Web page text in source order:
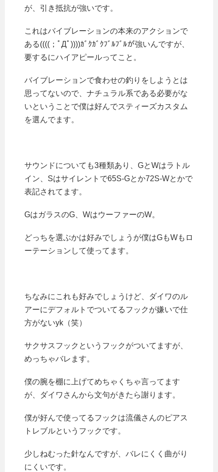
が、引き抵抗が強いです。
これはバイブレーションの本来のアクションで
ある((((；ﾟДﾟ))))ｶﾞｸｶﾞｸﾌﾞﾙﾌﾞﾙが強いんですが、
要するにハイアピールってこと。
バイブレーションで食わせの釣りをしようとは
思ってないので、ナチュラル系である必要がな
いということで僕は好んでスティーズカスタム
を選んでます。
サウンドについても3種類あり、GとWはラトル
イン、Sはサイレントで65S-Gとか72S-Wとかで
表記されてます。
GはガラスのG、WはウーファーのW。
どっちを選ぶかは好みでしょうが僕はGもWもロ
ーテーションして使ってます。
ちなみにこれも好みでしょうけど、ダイワのル
アーにデフォルトでついてるフックが嫌いで仕
方がないyk（笑）
サクサスフックというフックがついてますが、
めっちゃバレます。
僕の腕を棚に上げてめちゃくちゃ言ってます
が、ダイワさんから文句がきたら謝ります。
僕が好んで使ってるフックは流儀さんのピアス
トレブルというフックです。
少しねむった針なんですが、バレにくく曲がり
にくいです。